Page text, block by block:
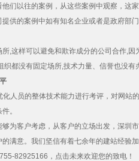
们以往的案例，从这些案例中观察，
供的案例中如有知名企业或者是政府部
,这样可以避免和欺诈成分的公司合作,因
都没有固定场所,技术力量、信誉也没
人员的整体技术能力进行考评，对网
。
为客户考虑，从客户的立场出发，深圳
满意。我们坚信有着七余年的建站经
82925166，点击未来欢迎您的致电！